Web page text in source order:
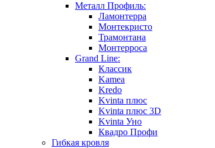
Металл Профиль:
Ламонтерра
Монтекристо
Трамонтана
Монтерроса
Grand Line:
Классик
Kamea
Kredo
Kvinta плюс
Kvinta плюс 3D
Kvinta Уно
Квадро Профи
Гибкая кровля